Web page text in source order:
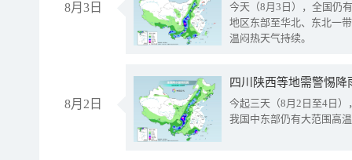
8月3日
今天（8月3日），全国仍
地区东部至华北、东北一
温闷热天气持续。
8月2日
今起三天（8月2日至4日
我国中东部仍有大范围高